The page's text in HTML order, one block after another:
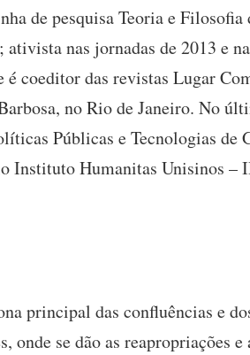
de pesquisa Teoria e
ativista nas jornadas de 2013 e
é coeditor das revistas Lugar
no Rio de Janeiro. No
Públicas e Tecnologias de
Instituto Humanitas Unisinos –
principal das confluências e
onde se dão as reapropriações